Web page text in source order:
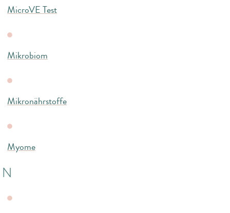
MicroVE Test
Mikrobiom
Mikronährstoffe
Myome
N